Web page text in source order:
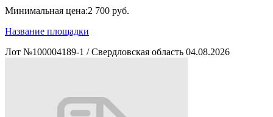
Минимальная цена:2 700 руб.
Название площадки
Лот №100004189-1 / Свердловская область 04.08.2026